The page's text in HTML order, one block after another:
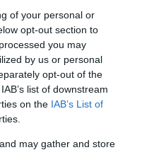
of your personal or
opt-out section to
you may
by us or personal
opt-out of the
list of downstream
on the IAB’s List of
may gather and store
uralkodásba.
lehet